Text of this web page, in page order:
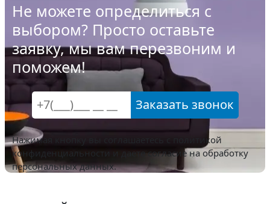
Не можете определиться с
выбором? Просто оставьте
заявку, мы вам перезвоним и
поможем!
Заказать звонок
Нажимая кнопку вы соглашаетесь с
политикой
конфиденциальности и даете согласие на обработку
персональных данных.